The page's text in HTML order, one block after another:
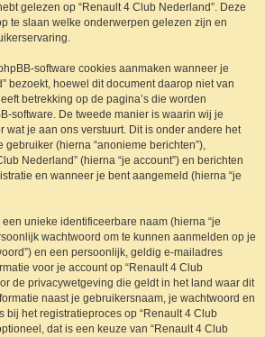
gelezen op “Renault 4 Club Nederland”. Deze
te slaan welke onderwerpen gelezen zijn en
software cookies aanmaken wanneer je
bezoekt, hoewel dit document daarop niet van
betrekking op de pagina’s die worden
software. De tweede manier is waarin wij je
wat je aan ons verstuurt. Dit is onder andere het
(hierna “anonieme berichten”),
Nederland” (hierna “je account”) en berichten
en wanneer je bent aangemeld (hierna “je
unieke identificeerbare naam (hierna “je
wachtwoord om te kunnen aanmelden op je
en een persoonlijk, geldig e-mailadres
voor je account op “Renault 4 Club
de privacywetgeving die geldt in het land waar dit
naast je gebruikersnaam, je wachtwoord en
bij het registratieproces op “Renault 4 Club
dat is een keuze van “Renault 4 Club